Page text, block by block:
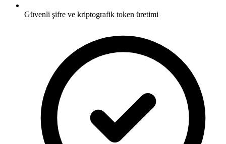
Güvenli şifre ve kriptografik token üretimi